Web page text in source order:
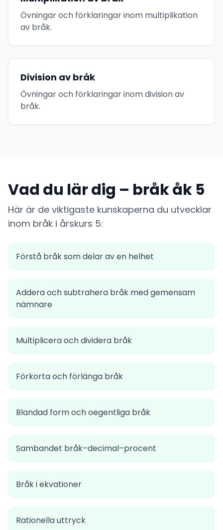
Övningar och förklaringar inom multiplikation
av bråk.
Division av bråk
Övningar och förklaringar inom division av
bråk.
Vad du lär dig – bråk åk 5
Här är de viktigaste kunskaperna du utvecklar
inom bråk i årskurs 5:
Förstå bråk som delar av en helhet
Addera och subtrahera bråk med gemensam
nämnare
Multiplicera och dividera bråk
Förkorta och förlänga bråk
Blandad form och oegentliga bråk
Sambandet bråk–decimal–procent
Bråk i ekvationer
Rationella uttryck